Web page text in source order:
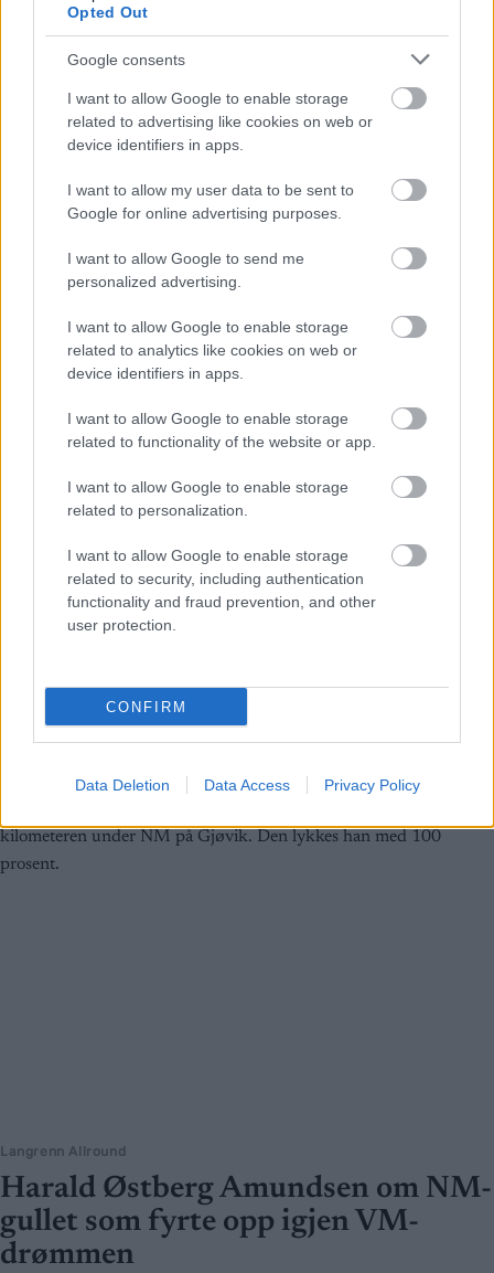
Opted Out
Google consents
I want to allow Google to enable storage
related to advertising like cookies on web or
device identifiers in apps.
I want to allow my user data to be sent to
Google for online advertising purposes.
I want to allow Google to send me
personalized advertising.
I want to allow Google to enable storage
related to analytics like cookies on web or
device identifiers in apps.
I want to allow Google to enable storage
related to functionality of the website or app.
I want to allow Google to enable storage
related to personalization.
I want to allow Google to enable storage
related to security, including authentication
functionality and fraud prevention, and other
user protection.
CONFIRM
Data Deletion Data Access Privacy Policy
på fellesstart: – Det er stort
INGEBORG SCHEVE 25.03.2023
Skiskytterkongen er norgesmester på fellesstart, ny NM-opptur for
gårsdagens sprintnorgesmester Sverre Dahlen Aspenes i Alta.
Langrenn Allround
Er hun Norges nye skistjerne?
Hun er Kjelsås-jente, 21 år og har store ambisjoner. I denne
reportasjen blir du mer kjent med årets NM-kanon.
Langrenn Allround
Harald Østberg Amundsen om NM-
gullet som fyrte opp igjen VM-
drømmen